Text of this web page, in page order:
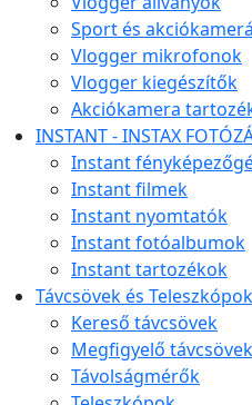
Sport és
Vlogger mikrofonok
Vlogger kiegészítők
Akciókamera
INSTANT - INSTAX
Instant
Instant filmek
Instant nyomtatók
Instant fotóalbumok
Instant tartozékok
Távcsövek és Teleszkópok
Kereső távcsövek
Megfigyelő távcsövek
Távolságmérők